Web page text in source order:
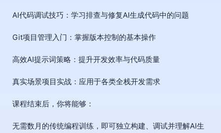
AI代码调试技巧：学习排查与修复AI生成代码中的问题
Git项目管理入门：掌握版本控制的基本操作
高效AI提示词策略：提升开发效率与代码质量
真实场景项目实战：应用于各类全栈开发需求
课程结束后，你将能够：
无需数月的传统编程训练，即可独立构建、调试并理解AI生